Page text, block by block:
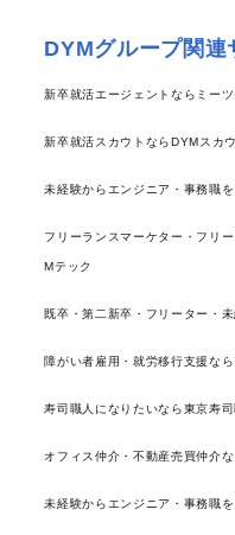
DYMグループ関連
新卒就活エージェントならミー
新卒就活スカウトならDYMスカ
未経験からエンジニア・事務職
フリーランスマーケター・フリ
Mテック
既卒・第二新卒・フリーター・
障がい者雇用・就労移行支援な
寿司職人になりたいなら東京寿
オフィス仲介・不動産売買仲介
未経験からエンジニア・事務職